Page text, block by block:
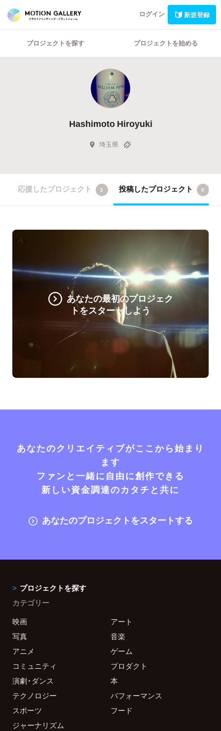
ログイン 新規登録
プロジェクトを探す プロジェクトを始める
Hashimoto Hiroyuki
埼玉県
応援したプロジェクト 3 投稿したプロジェクト 0
あなたの最初のプロジェク
トをスタートしよう
あなたのクリエイティブがここから始まり
ます
ファンと一緒に自由に創作できる
新しい資金調達のカタチと共に
あなたのプロジェクトをスタートする
プロジェクトを探す
カテゴリー
映画
アート
写真
音楽
アニメ
ゲーム
コミュニティ
プロダクト
演劇・ダンス
本
テクノロジー
パフォーマンス
スポーツ
フード
ジャーナリズム